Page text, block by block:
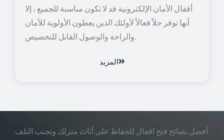
أقفال الأمان الإلكترونية قد لا تكون مناسبة للجميع ، إلا
أنها توفر حلاً فعالاً لأولئك الذين يعطون الأولوية للأمان
والراحة والوصول القابل للتخصيص.
المزيد
أفضل نصائح فتح اقفال للحفاظ على أثاث منزلك وتجنب التلف